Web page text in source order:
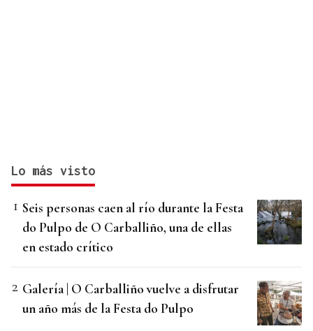
Lo más visto
Seis personas caen al río durante la Festa
do Pulpo de O Carballiño, una de ellas
en estado crítico
Galería | O Carballiño vuelve a disfrutar
un año más de la Festa do Pulpo